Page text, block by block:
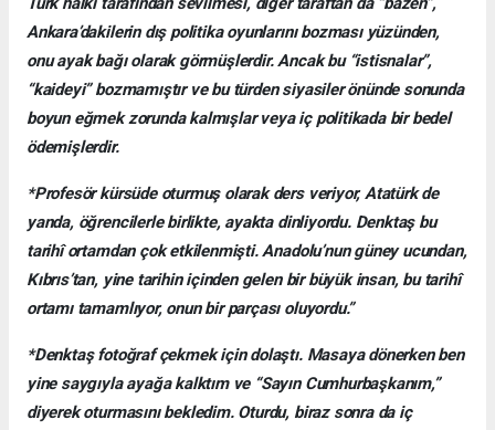
Ankara’dakilerin dış politika oyunlarını bozması yüzünden,
onu ayak bağı olarak görmüşlerdir. Ancak bu “istisnalar”,
“kaideyi” bozmamıştır ve bu türden siyasiler önünde sonunda
boyun eğmek zorunda kalmışlar veya iç politikada bir bedel
ödemişlerdir.
*Profesör kürsüde oturmuş olarak ders veriyor, Atatürk de
yanda, öğrencilerle birlikte, ayakta dinliyordu. Denktaş bu
tarihî ortamdan çok etkilenmişti. Anadolu’nun güney ucundan,
Kıbrıs’tan, yine tarihin içinden gelen bir büyük insan, bu tarihî
ortamı tamamlıyor, onun bir parçası oluyordu.”
*Denktaş fotoğraf çekmek için dolaştı. Masaya dönerken ben
yine saygıyla ayağa kalktım ve “Sayın Cumhurbaşkanım,”
diyerek oturmasını bekledim. Oturdu, biraz sonra da iç